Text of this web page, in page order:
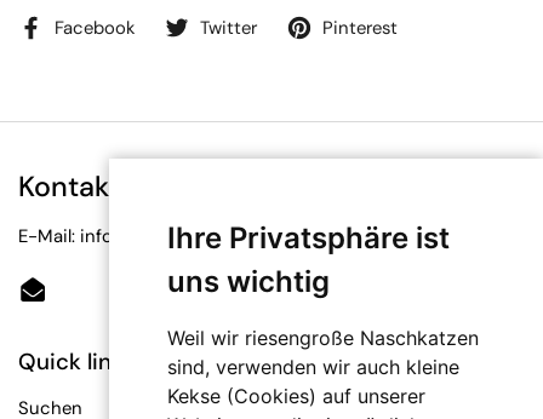
Ihre Privatsphäre ist
uns wichtig
Weil wir riesengroße Naschkatzen
sind, verwenden wir auch kleine
Kekse (Cookies) auf unserer
Facebook Twitter Pinterest
Kontakt
E-Mail: info@bioetiketten.at
Email
Quick links
Suchen